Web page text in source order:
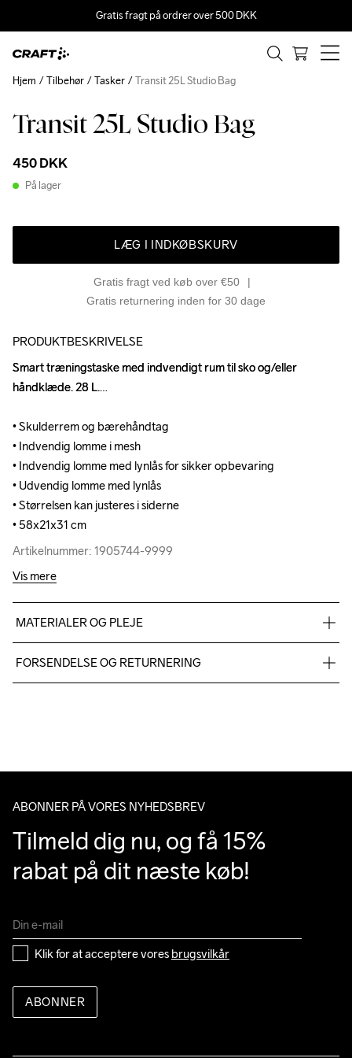
Gratis fragt på ordrer over 500 DKK
Transit 25L Studio Bag
450 DKK
På lager
LÆG I INDKØBSKURV
Gratis fragt ved køb over €50
Gratis returnering inden for 30 dage
Hjem Tilbehør Tasker Transit 25L Studio Bag
PRODUKTBESKRIVELSE
Smart træningstaske med indvendigt rum til sko og/eller
håndklæde. 28 L.
• Skulderrem og bærehåndtag
• Indvendig lomme i mesh
• Indvendig lomme med lynlås for sikker opbevaring
• Udvendig lomme med lynlås
• Størrelsen kan justeres i siderne
• 58x21x31 cm
Artikelnummer: 1905744-9999
Smart træningstaske med indvendigt rum til sko og/eller
håndklæde. 28 L.
• Skulderrem og bærehåndtag
• Indvendig lomme i mesh
• Indvendig lomme med lynlås for sikker opbevaring
• Udvendig lomme med lynlås
• Størrelsen kan justeres i siderne
• 58x21x31 cm
Artikelnummer: 1905744-9999
Vis mere
MATERIALER OG PLEJE
Polyester w PU coating, Fabric 3: 100% Polyester w PU coating
FORSENDELSE OG RETURNERING
ABONNER PÅ VORES NYHEDSBREV
Tilmeld dig nu, og få 15%
rabat på dit næste køb!
Klik for at acceptere vores brugsvilkår
ABONNER